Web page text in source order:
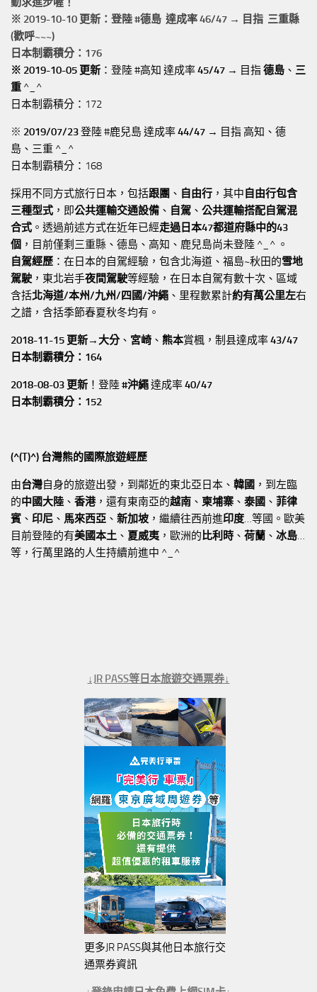
※ 2019-10-10 更新：登陸 #德島 達成率 46/47 → 目指 三重縣
(歡呼~~~)
日本制霸積分：176
※ 2019-10-05 更新 ：登陸 #高知 達成率45/47 → 目指德島 、 三
重 ^_^
日本制霸積分：172
※ 2019/07/23登陸 #鹿兒島 達成率44/47 → 目指 高知、德
島、三重 ^_^
日本制霸積分：168
採用不同方式旅行日本，包括跟團 、 自由行 ，其中自由行包含
三種型式 ，即公共運輸交通設備 、 自駕 、 公共運輸搭配自駕混
合式 。透過前述方式在近年已經走過日本47都道府縣中的43
個 ，目前僅剩三重縣、德島、高知、鹿兒島尚未登陸 ^_^ 。
自駕經歷 ：在日本的自駕經驗，包含北海道、福島~秋田的雪地
駕駛 ，東北岩手夜間駕駛等經驗，在日本自駕有數十次、區域
含括北海道/本州/九州/四國/沖繩 、里程數累計約有萬公里左右
之譜，含括季節春夏秋冬均有。
2018-11-15 更新→ 大分、 宮崎 、 熊本賞楓，制县達成率43/47
日本制霸積分：164
2018-08-03 更新 ！登陸#沖繩達成率40/47
日本制霸積分：152
(^(T)^) 台灣熊的國際旅遊經歷
由台灣自身的旅遊出發，到鄰近的東北亞日本、 韓國 ，到左臨
的中國大陸 、 香港，還有東南亞的越南 、 柬埔寨 、 泰國 、 菲律
賓 、 印尼 、 馬來西亞 、 新加坡 ，繼續往西前進印度…等國。歐美
目前登陸的有美國本土 、 夏威夷 ，歐洲的比利時 、 荷蘭 、 冰島…
等，行萬里路的人生持續前進中 ^_^
↓JR PASS等日本旅遊交通票券↓
更多JR PASS與其他日本旅行交
通票券資訊